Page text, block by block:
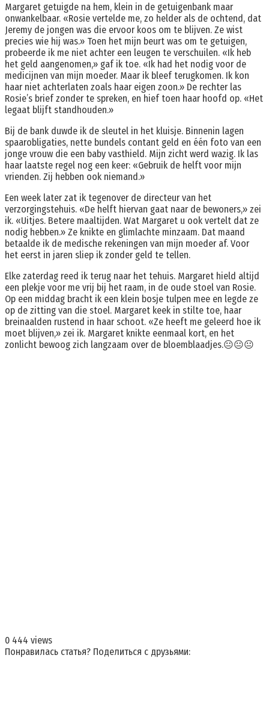
Margaret getuigde na hem, klein in de getuigenbank maar
onwankelbaar. «Rosie vertelde me, zo helder als de ochtend, dat
Jeremy de jongen was die ervoor koos om te blijven. Ze wist
precies wie hij was.» Toen het mijn beurt was om te getuigen,
probeerde ik me niet achter een leugen te verschuilen. «Ik heb
het geld aangenomen,» gaf ik toe. «Ik had het nodig voor de
medicijnen van mijn moeder. Maar ik bleef terugkomen. Ik kon
haar niet achterlaten zoals haar eigen zoon.» De rechter las
Rosie’s brief zonder te spreken, en hief toen haar hoofd op. «Het
legaat blijft standhouden.»
Bij de bank duwde ik de sleutel in het kluisje. Binnenin lagen
spaarobligaties, nette bundels contant geld en één foto van een
jonge vrouw die een baby vasthield. Mijn zicht werd wazig. Ik las
haar laatste regel nog een keer: «Gebruik de helft voor mijn
vrienden. Zij hebben ook niemand.»
Een week later zat ik tegenover de directeur van het
verzorgingstehuis. «De helft hiervan gaat naar de bewoners,» zei
ik. «Uitjes. Betere maaltijden. Wat Margaret u ook vertelt dat ze
nodig hebben.» Ze knikte en glimlachte minzaam. Dat maand
betaalde ik de medische rekeningen van mijn moeder af. Voor
het eerst in jaren sliep ik zonder geld te tellen.
Elke zaterdag reed ik terug naar het tehuis. Margaret hield altijd
een plekje voor me vrij bij het raam, in de oude stoel van Rosie.
Op een middag bracht ik een klein bosje tulpen mee en legde ze
op de zitting van die stoel. Margaret keek in stilte toe, haar
breinaalden rustend in haar schoot. «Ze heeft me geleerd hoe ik
moet blijven,» zei ik. Margaret knikte eenmaal kort, en het
zonlicht bewoog zich langzaam over de bloemblaadjes.😐😐😐
0 444 views
Понравилась статья? Поделиться с друзьями: